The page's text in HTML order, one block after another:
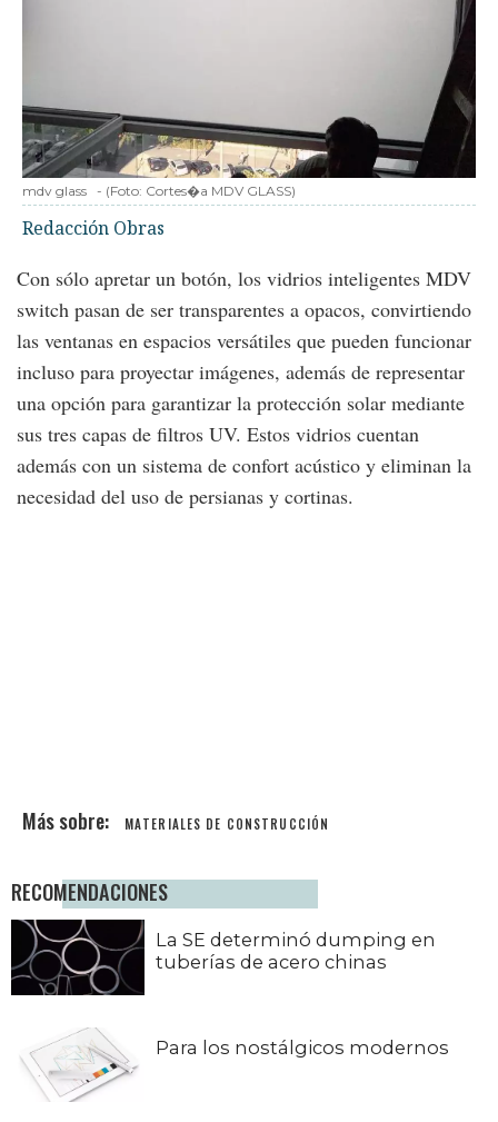
mdv glass - (Foto: Cortes�a MDV GLASS)
Redacción Obras
Con sólo apretar un botón, los vidrios inteligentes MDV
switch pasan de ser transparentes a opacos, convirtiendo
las ventanas en espacios versátiles que pueden funcionar
incluso para proyectar imágenes, además de representar
una opción para garantizar la protección solar mediante
sus tres capas de filtros UV. Estos vidrios cuentan
además con un sistema de confort acústico y eliminan la
necesidad del uso de persianas y cortinas.
MATERIALES DE CONSTRUCCIÓN
RECOMENDACIONES
La SE determinó dumping en
tuberías de acero chinas
Para los nostálgicos modernos